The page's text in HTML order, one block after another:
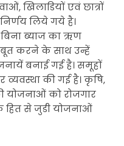
खिलाडियों एवं छात्रों
लिये गये है।
ब्याज का ऋण
करने के साथ उन्हें
बनाई गई है। समूहों
की गई है। कृषि,
योजनाओं को रोजगार
हित से जुडी योजनाओं